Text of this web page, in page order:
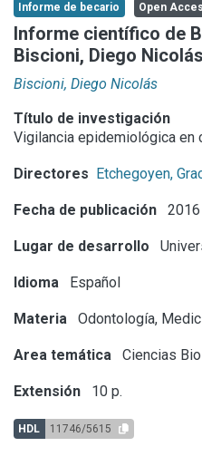
Aportar material
Statistics
Informe de becario Open
Informe científico de
Biscioni, Diego
Biscioni, Diego Nicolás
Título de investigación
Vigilancia epidemiológica en
Directores Etchegoyen,
Fecha de publicación 2016
Lugar de desarrollo
Idioma Español
Materia Odontología,
Area temática Ciencias
Extensión 10 p.
HDL 11746/5615